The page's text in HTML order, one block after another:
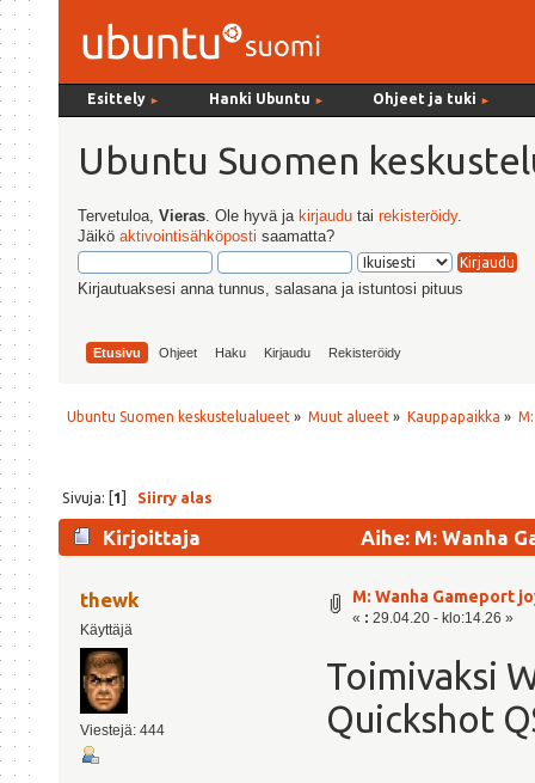
Esittely ► Hanki Ubuntu ► Ohjeet ja tuki ►
Ubuntu Suomen
Tervetuloa,Vieras . Ole hyvä ja kirjaudu tairekisteröidy.
Jäiköaktivointisähköposti saamatta?
Kirjautuaksesi anna tunnus, salasana ja istuntosi pituus
Etusivu Ohjeet Haku Kirjaudu Rekisteröidy
Ubuntu Suomen keskustelualueet » Muut alueet» Kauppapaikka »
Sivuja: [1] Siirry alas
Kirjoittaja Aihe: M: Wanha
thewk
Käyttäjä
Viestejä: 444
M: Wanha Gameport
« : 29.04.20 - klo:14.26 »
Toimivaksi
Quickshot